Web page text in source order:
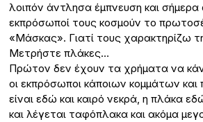
λοιπόν άντλησα έμπνευση και σήμερα
εκπρόσωποί τους κοσμούν το
«Μάσκας». Γιατί τους χαρακτηρίζω
Μετρήστε πλάκες…
Πρώτον δεν έχουν τα χρήματα να
οι εκπρόσωποι κάποιων κομμάτων
είναι εδώ και καιρό νεκρά, η πλάκα
και λέγεται ταφόπλακα και ακόμα